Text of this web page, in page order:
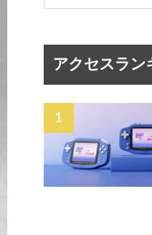
アクセスラン